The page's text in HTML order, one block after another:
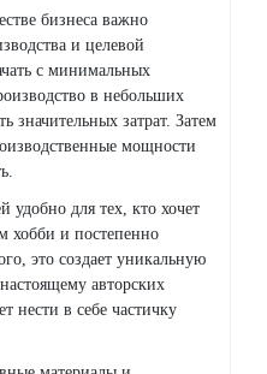
бизнеса важно
и целевой
с минимальных
в небольших
значительных затрат. Затем
мощности
удобно для тех, кто хочет
хобби и постепенно
это создает уникальную
авторских
нести в себе частичку